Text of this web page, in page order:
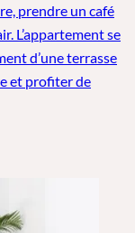
prendre un café
L’appartement se
d’une terrasse
et profiter de